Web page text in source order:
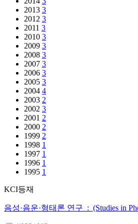
2013 3
2012 3
2011 3
2010 3
2009 3
2008 3
2007 3
2006 3
2005 3
2004 4
2003 2
2002 3
2001 2
2000 2
1999 2
1998 1
1997 1
1996 1
1995 1
KCI등재
음성·음운·형태론 연구 : (Studies in